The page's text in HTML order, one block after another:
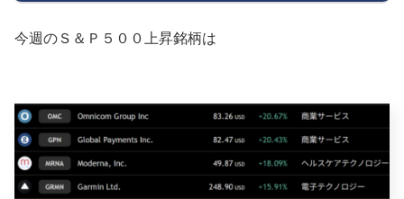
今週のＳ＆Ｐ５００上昇銘柄は